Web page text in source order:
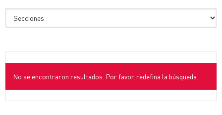
No se encontraron resultados. Por favor, redefina la búsqueda.